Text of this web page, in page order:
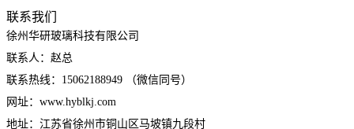
联系我们
徐州华研玻璃科技有限公司
联系人：赵总
联系热线：15062188949 （微信同号）
网址：www.hyblkj.com
地址：江苏省徐州市铜山区马坡镇九段村